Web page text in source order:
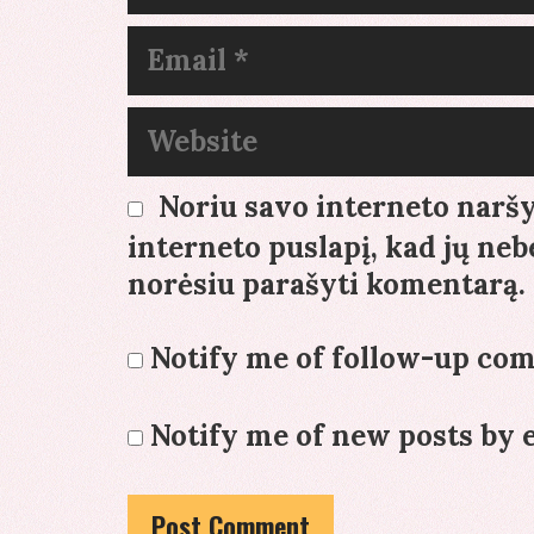
Email
Website
Noriu savo interneto
interneto puslapį, kad jų
norėsiu parašyti komentarą.
Notify me of follow-up
Notify me of new posts by